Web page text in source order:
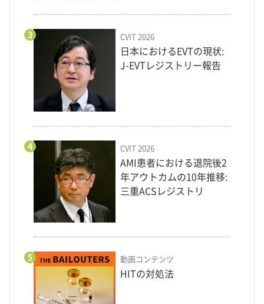
3 CVIT 2026
日本におけるEVTの現状:
J-EVTレジストリー報告
4 CVIT 2026
AMI患者における退院後2
年アウトカムの10年推移:
三重ACSレジストリ
5 動画コンテンツ
HITの対処法